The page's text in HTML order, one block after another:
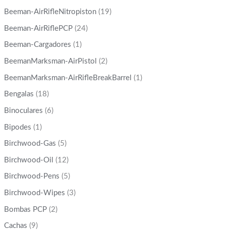
Beeman-AirRifleNitropiston (19)
Beeman-AirRiflePCP (24)
Beeman-Cargadores (1)
BeemanMarksman-AirPistol (2)
BeemanMarksman-AirRifleBreakBarrel (1)
Bengalas (18)
Binoculares (6)
Bipodes (1)
Birchwood-Gas (5)
Birchwood-Oil (12)
Birchwood-Pens (5)
Birchwood-Wipes (3)
Bombas PCP (2)
Cachas (9)